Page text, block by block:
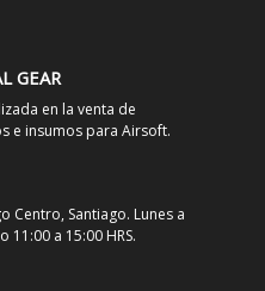
GEAR
en la venta de
e insumos para Airsoft.
Centro, Santiago. Lunes a
11:00 a 15:00 HRS.